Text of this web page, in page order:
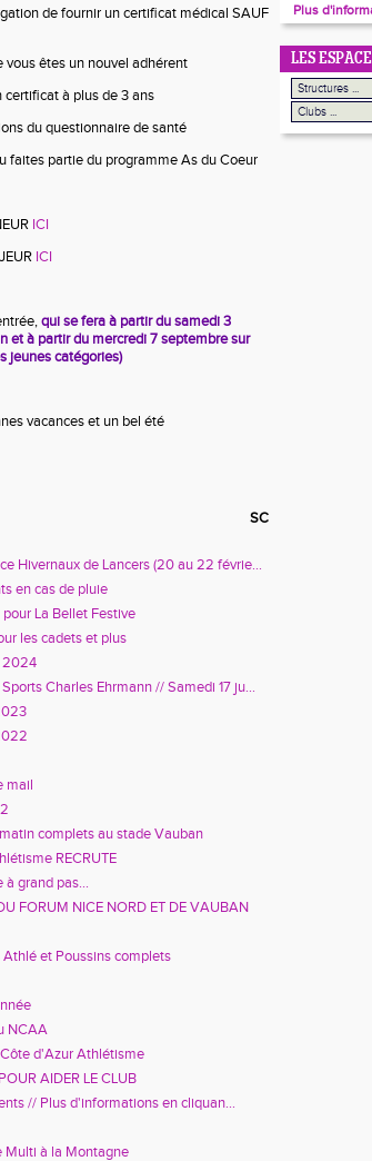
de fournir un certificat médical SAUF
vous êtes un nouvel adhérent
à plus de 3 ans
du questionnaire de santé
faites partie du programme As du Coeur
ICI
ICI
qui se fera à partir du samedi 3
et à partir du mercredi 7 septembre sur
jeunes catégories)
vacances et un bel été
SC
Hivernaux de Lancers (20 au 22 févrie...
en cas de pluie
La Bellet Festive
les cadets et plus
2024
Charles Ehrmann // Samedi 17 ju...
mail
complets au stade Vauban
RECRUTE
grand pas...
FORUM NICE NORD ET DE VAUBAN
et Poussins complets
NCAA
d'Azur Athlétisme
AIDER LE CLUB
// Plus d'informations en cliquan...
Multi à la Montagne
Plus
LES